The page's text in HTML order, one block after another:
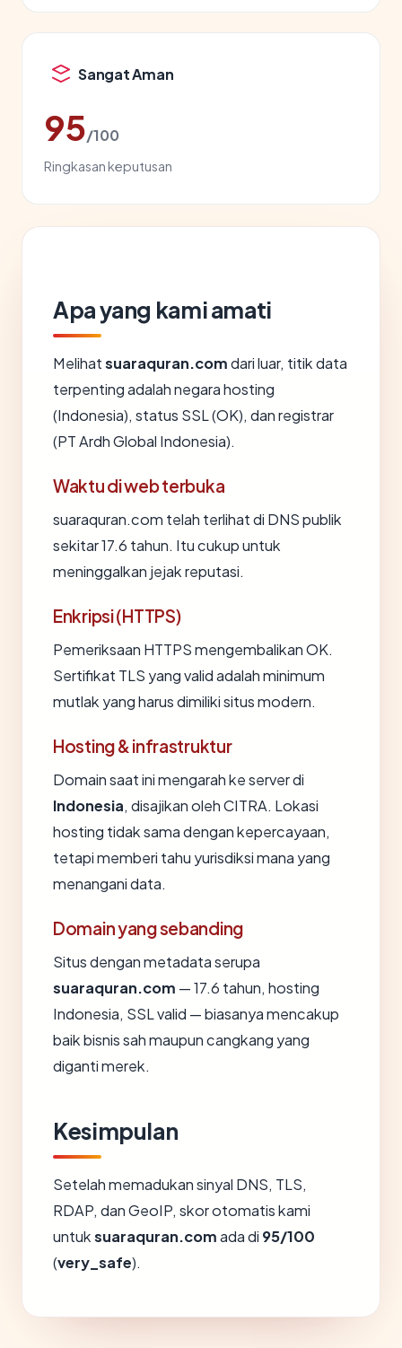
Sangat Aman
95/100
Ringkasan keputusan
Apa yang kami amati
Melihatsuaraquran.comdari luar, titik data
terpenting adalah negara hosting
(Indonesia), status SSL (OK), dan registrar
(PT Ardh Global Indonesia).
Waktu di web terbuka
suaraquran.com telah terlihat di DNS publik
sekitar 17.6 tahun. Itu cukup untuk
meninggalkan jejak reputasi.
Enkripsi (HTTPS)
Pemeriksaan HTTPS mengembalikan OK.
Sertifikat TLS yang valid adalah minimum
mutlak yang harus dimiliki situs modern.
Hosting & infrastruktur
Domain saat ini mengarah ke server di
Indonesia, disajikan oleh CITRA. Lokasi
hosting tidak sama dengan kepercayaan,
tetapi memberi tahu yurisdiksi mana yang
menangani data.
Domain yang sebanding
Situs dengan metadata serupa
suaraquran.com — 17.6 tahun, hosting
Indonesia, SSL valid — biasanya mencakup
baik bisnis sah maupun cangkang yang
diganti merek.
Kesimpulan
Setelah memadukan sinyal DNS, TLS,
RDAP, dan GeoIP, skor otomatis kami
untuksuaraquran.comada di 95/100
(very_safe).